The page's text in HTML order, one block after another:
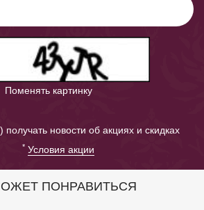
Поменять картинку
получать новости об акциях и скидках
* Условия акции
ПОНРАВИТЬСЯ